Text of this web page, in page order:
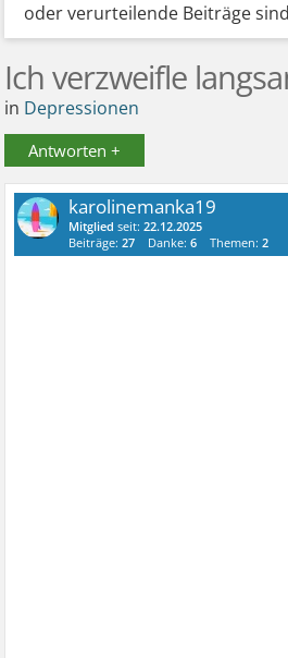
oder verurteilende Beiträge
Ich verzweifle
in Depressionen
Antworten +
karolinemanka19
Mitglied seit:22.12.2025
Beiträge:27 Danke:6 Themen:2